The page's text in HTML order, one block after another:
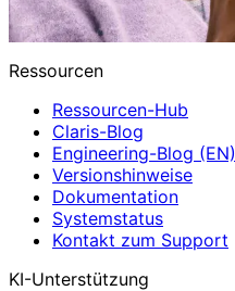
Ressourcen
Ressourcen-Hub
Claris-Blog
Engineering-Blog (EN)
Versionshinweise
Dokumentation
Systemstatus
Kontakt zum Support
KI-Unterstützung